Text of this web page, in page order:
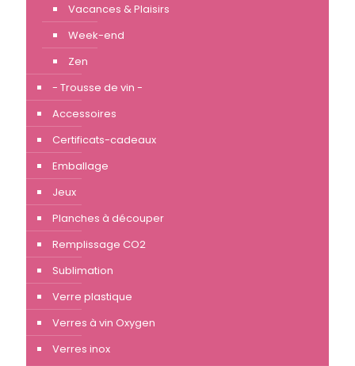
Vacances & Plaisirs
Week-end
Zen
- Trousse de vin -
Accessoires
Certificats-cadeaux
Emballage
Jeux
Planches à découper
Remplissage CO2
Sublimation
Verre plastique
Verres à vin Oxygen
Verres inox